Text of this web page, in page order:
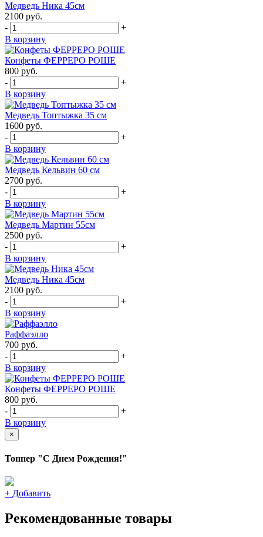
Медведь Ника 45см
2100 руб.
-
+
В корзину
Конфеты ФЕРРЕРО РОШЕ
800 руб.
-
+
В корзину
Медведь Топтыжка 35 см
1600 руб.
-
+
В корзину
Медведь Кельвин 60 см
2700 руб.
-
+
В корзину
Медведь Мартин 55см
2500 руб.
-
+
В корзину
Медведь Ника 45см
2100 руб.
-
+
В корзину
Раффаэлло
700 руб.
-
+
В корзину
Конфеты ФЕРРЕРО РОШЕ
800 руб.
-
+
В корзину
×
Топпер "С Днем Рождения!"
+ Добавить
Рекомендованные товары